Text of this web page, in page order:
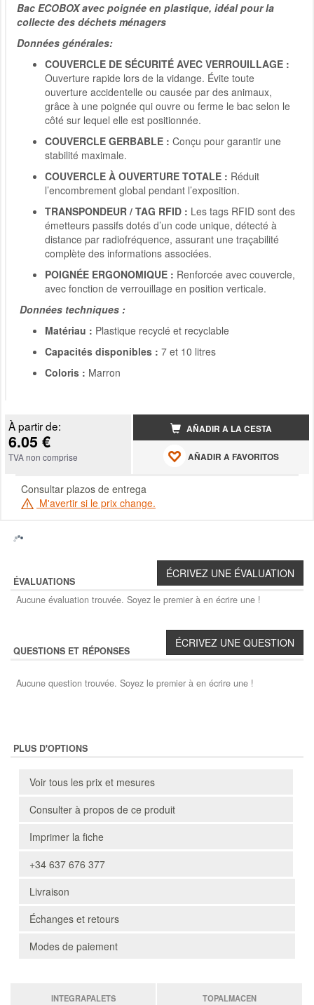
Bac ECOBOX avec poignée en plastique, idéal pour la
collecte des déchets ménagers
Données générales:
COUVERCLE DE SÉCURITÉ AVEC VERROUILLAGE :
Ouverture rapide lors de la vidange. Évite toute
ouverture accidentelle ou causée par des animaux,
grâce à une poignée qui ouvre ou ferme le bac selon le
côté sur lequel elle est positionnée.
COUVERCLE GERBABLE : Conçu pour garantir une
stabilité maximale.
COUVERCLE À OUVERTURE TOTALE : Réduit
l’encombrement global pendant l’exposition.
TRANSPONDEUR / TAG RFID : Les tags RFID sont des
émetteurs passifs dotés d’un code unique, détecté à
distance par radiofréquence, assurant une traçabilité
complète des informations associées.
POIGNÉE ERGONOMIQUE : Renforcée avec couvercle,
avec fonction de verrouillage en position verticale.
Données techniques :
Matériau : Plastique recyclé et recyclable
Capacités disponibles : 7 et 10 litres
Coloris : Marron
À partir de:
6.05 €
TVA non comprise
AÑADIR A LA CESTA
AÑADIR A FAVORITOS
Consultar plazos de entrega
M'avertir si le prix change.
ÉVALUATIONS
Aucune évaluation trouvée. Soyez le premier à en écrire une !
QUESTIONS ET RÉPONSES
Aucune question trouvée. Soyez le premier à en écrire une !
PLUS D'OPTIONS
Voir tous les prix et mesures
Consulter à propos de ce produit
Imprimer la fiche
+34 637 676 377
Livraison
Échanges et retours
Modes de paiement
INTEGRAPALETS TOPALMACEN